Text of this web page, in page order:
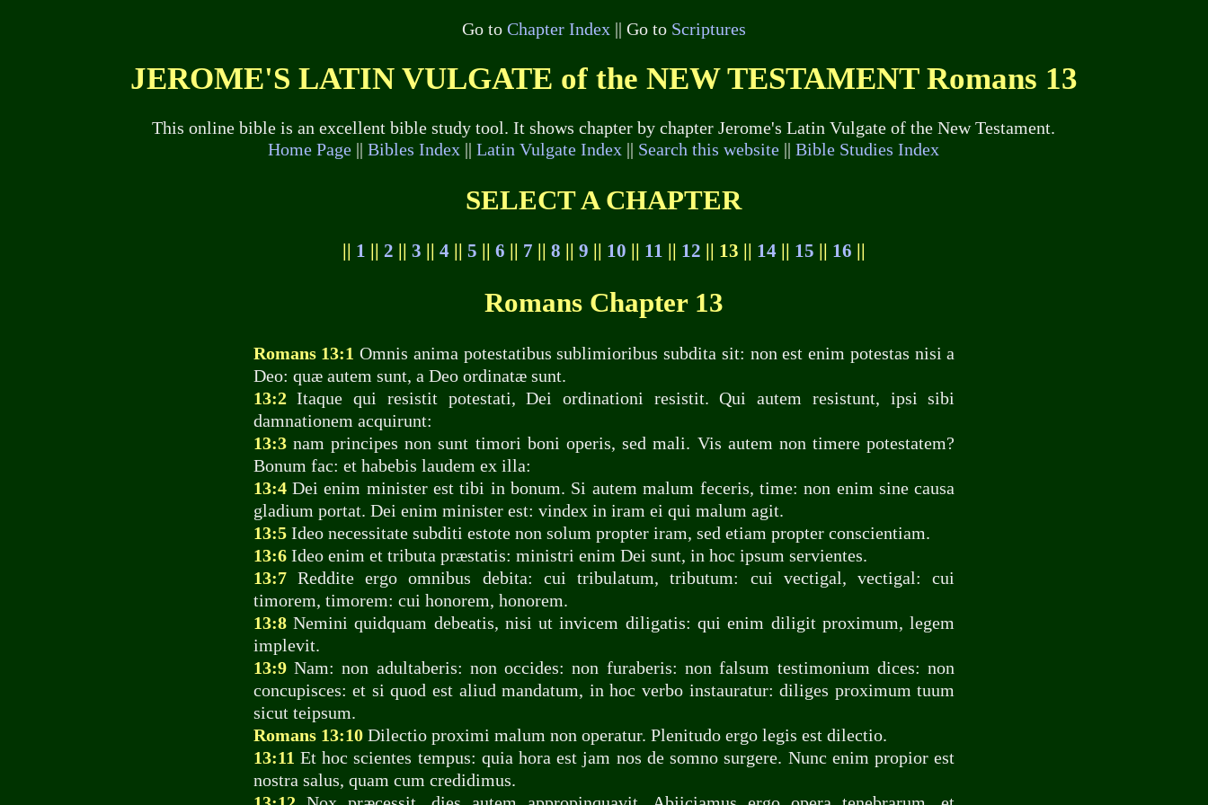
Go to Chapter Index|| Go to Scriptures
JEROME'S LATIN VULGATE of the NEW TESTAMENT Romans 13
This online bible is an excellent bible study tool. It shows chapter by chapter Jerome's Latin Vulgate of the New Testament.
Home Page ||Bibles Index ||Latin Vulgate Index || Search this website ||Bible Studies Index
SELECT A CHAPTER
1 2 3 4|| 5 6 7 8 9 10 11 12 || 13 || 14|| 15 16
Romans Chapter 13
Romans 13:1 Omnis anima potestatibus sublimioribus subdita sit: non est enim potestas nisi a
Deo: quæ autem sunt, a Deo ordinatæ sunt.
13:2Itaque qui resistit potestati, Dei ordinationi resistit. Qui autem resistunt, ipsi sibi
damnationem acquirunt:
13:3nam principes non sunt timori boni operis, sed mali. Vis autem non timere potestatem?
Bonum fac: et habebis laudem ex illa:
13:4Dei enim minister est tibi in bonum. Si autem malum feceris, time: non enim sine causa
gladium portat. Dei enim minister est: vindex in iram ei qui malum agit.
13:5Ideo necessitate subditi estote non solum propter iram, sed etiam propter conscientiam.
13:6Ideo enim et tributa præstatis: ministri enim Dei sunt, in hoc ipsum servientes.
13:7Reddite ergo omnibus debita: cui tribulatum, tributum: cui vectigal, vectigal: cui
timorem, timorem: cui honorem, honorem.
13:8Nemini quidquam debeatis, nisi ut invicem diligatis: qui enim diligit proximum, legem
implevit.
13:9Nam: non adultaberis: non occides: non furaberis: non falsum testimonium dices: non
concupisces: et si quod est aliud mandatum, in hoc verbo instauratur: diliges proximum tuum
sicut teipsum.
Romans 13:10Dilectio proximi malum non operatur. Plenitudo ergo legis est dilectio.
13:11 Et hoc scientes tempus: quia hora est jam nos de somno surgere. Nunc enim propior est
nostra salus, quam cum credidimus.